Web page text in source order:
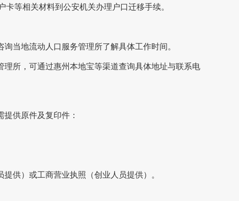
卡等相关材料到公安机关办理户口迁移手续。
当地流动人口服务管理所了解具体工作时间。
理所，可通过惠州本地宝等渠道查询具体地址与联系电
供原件及复印件：
供）或工商营业执照（创业人员提供）。